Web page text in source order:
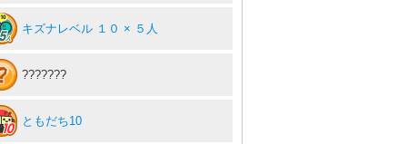
キズナレベル １０ × ５人
???????
ともだち10